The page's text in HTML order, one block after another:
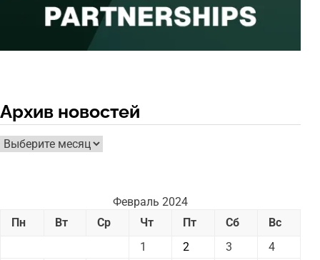
Архив новостей
Архив
новостей
Февраль 2024
Пн
Вт Ср Чт Пт Сб
Вс
1
2 3
4